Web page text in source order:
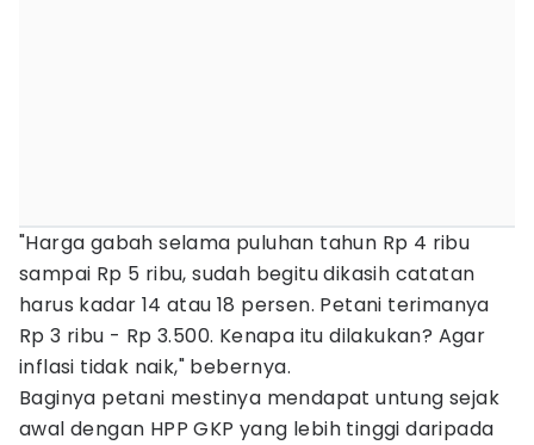
"Harga gabah selama puluhan tahun Rp 4 ribu
sampai Rp 5 ribu, sudah begitu dikasih catatan
harus kadar 14 atau 18 persen. Petani terimanya
Rp 3 ribu - Rp 3.500. Kenapa itu dilakukan? Agar
inflasi tidak naik," bebernya.
Baginya petani mestinya mendapat untung sejak
awal dengan HPP GKP yang lebih tinggi daripada